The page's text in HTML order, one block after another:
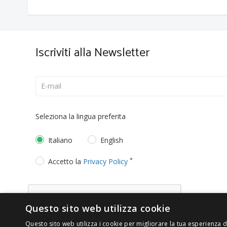
Iscriviti alla Newsletter
Seleziona la lingua preferita
Italiano English
Accetto la Privacy Policy *
Questo sito web utilizza cookie
Questo sito web utilizza i cookie per migliorare la tua